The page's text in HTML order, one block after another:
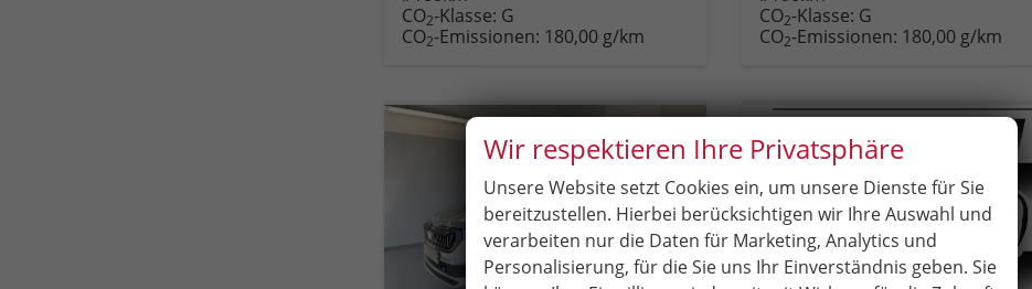
druckenoder
vergleichen
CO2-Klasse: G
CO2-Emissionen: 180,00 g/km
druckenoder
vergleichen
CO2-Klasse: G
CO2-Emissionen: 180,00 g/km
Wir respektieren Ihre Privatsphäre
Unsere Website setzt Cookies ein, um unsere Dienste für Sie
bereitzustellen. Hierbei berücksichtigen wir Ihre Auswahl und
verarbeiten nur die Daten für Marketing, Analytics und
Personalisierung, für die Sie uns Ihr Einverständnis geben. Sie